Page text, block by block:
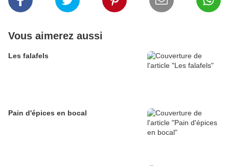
Vous aimerez aussi
Les falafels
Pain d'épices en bocal